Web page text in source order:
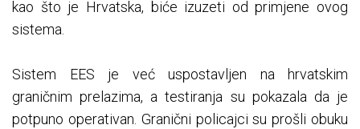
kao što je Hrvatska, biće izuzeti od primjene ovog
sistema.
Sistem ЕЕS je već uspostavljen na hrvatskim
graničnim prelazima, a testiranja su pokazala da je
potpuno operativan. Granični policajci su prošli obuku